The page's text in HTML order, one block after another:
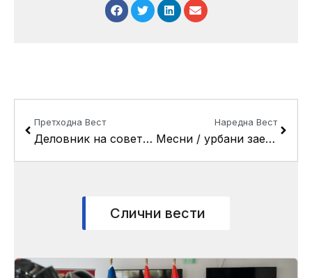
Претходна Вест
Деловник на советот
Наредна Вест
Месни / урбани заедници
Слични вести